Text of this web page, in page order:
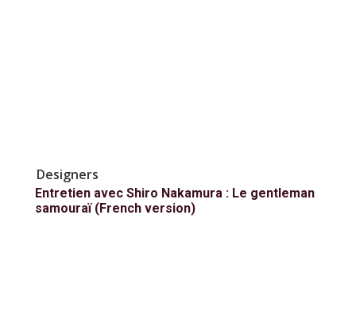
Designers
Entretien avec Shiro Nakamura : Le gentleman
samouraï (French version)